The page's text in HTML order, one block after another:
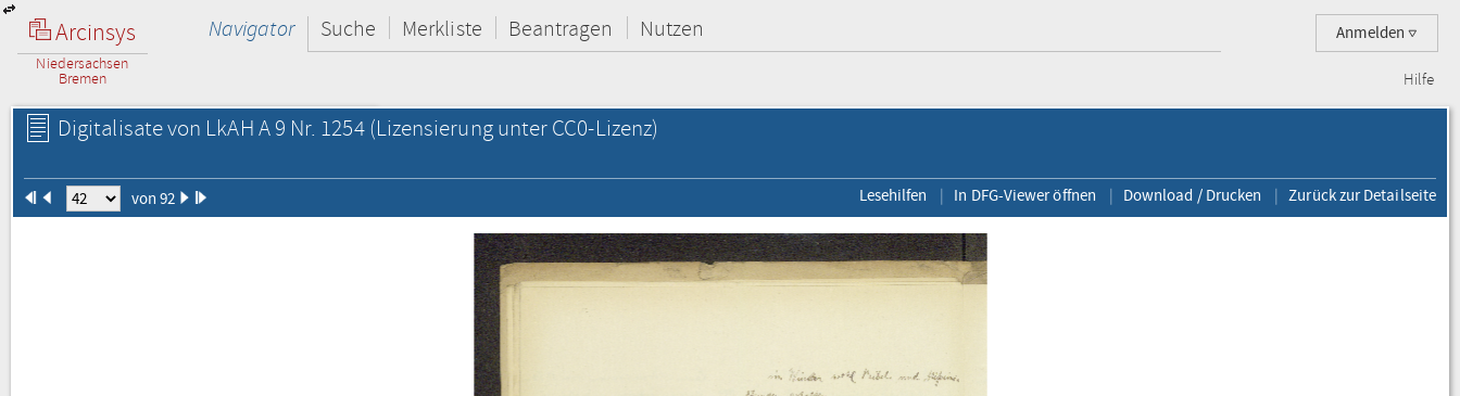
Arcinsys
Niedersachsen
Bremen
Anmelden
Navigator Suche Merkliste Beantragen Nutzen
Hilfe
Digitalisate von LkAH A 9 Nr. 1254(Lizensierung unter CC0-Lizenz)
von 92 Lesehilfen In DFG-Viewer öffnen Download / Drucken Zurück zur Detailseite